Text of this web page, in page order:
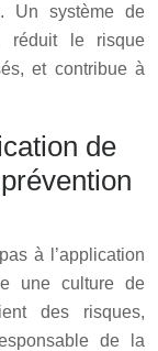
Un système de
réduit le risque
et contribue à
de
à l’application
une culture de
des risques,
de la